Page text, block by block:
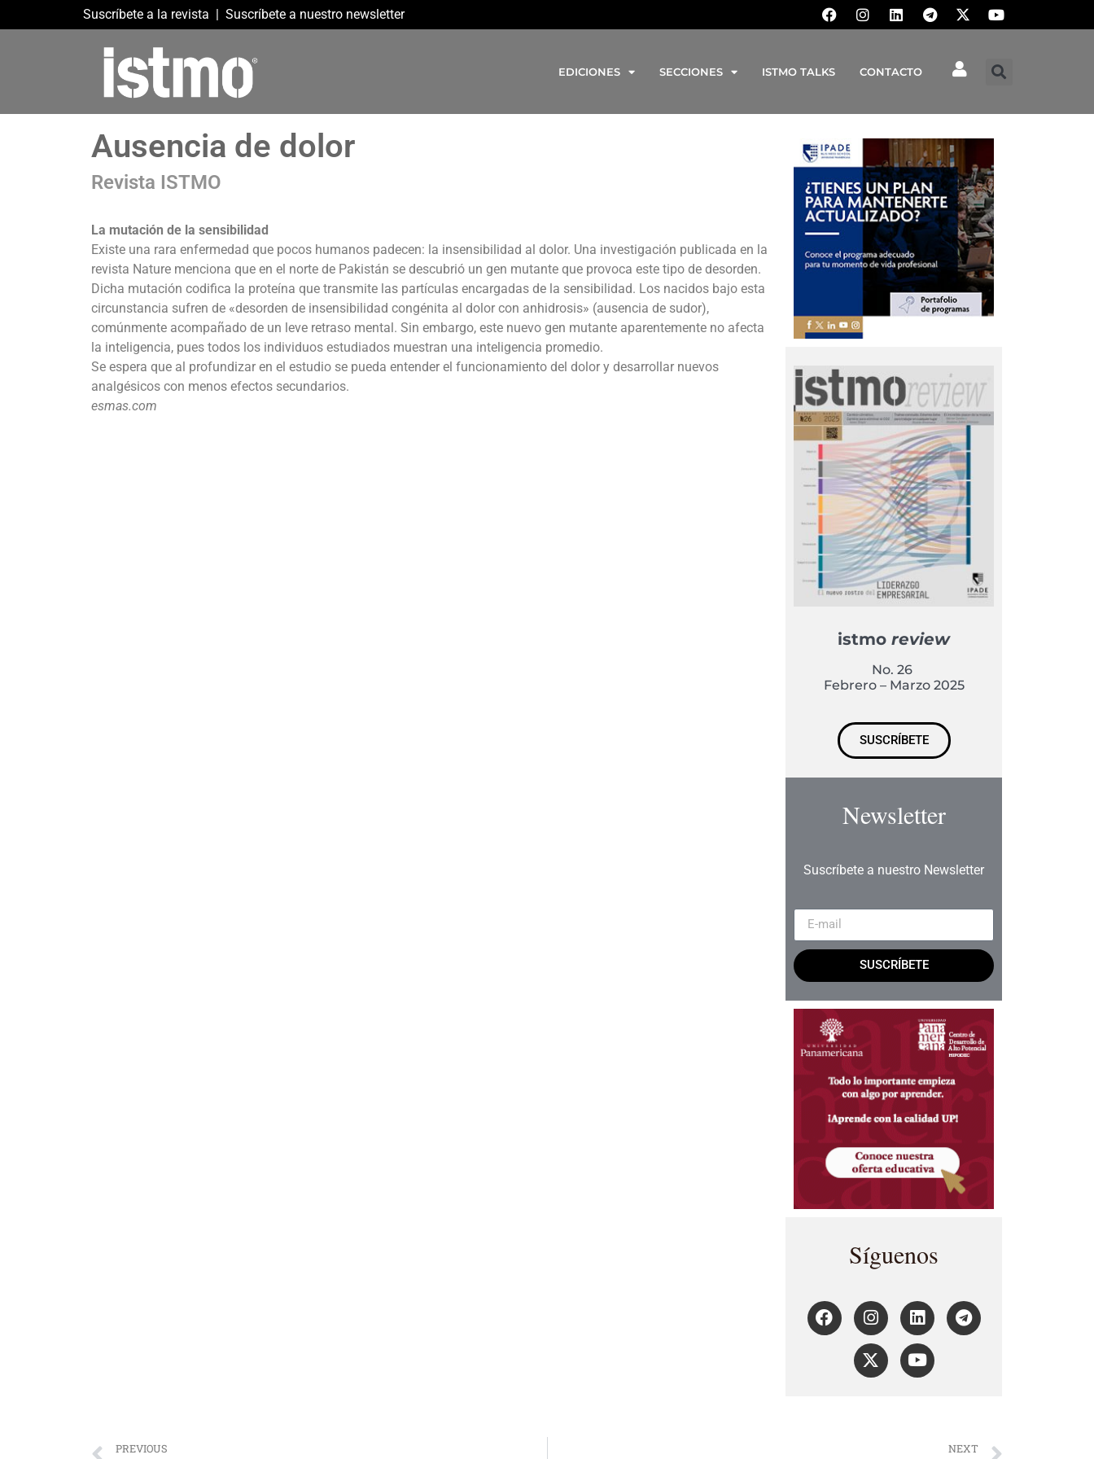
Suscríbete a la revista | Suscríbete a nuestro newsletter
EDICIONES SECCIONES ISTMO TALKS CONTACTO
Ausencia de dolor
Revista ISTMO
La mutación de la sensibilidad
Existe una rara enfermedad que pocos humanos padecen: la insensibilidad al dolor. Una investigación publicada en la
revista Nature menciona que en el norte de Pakistán se descubrió un gen mutante que provoca este tipo de desorden.
Dicha mutación codifica la proteína que transmite las partículas encargadas de la sensibilidad. Los nacidos bajo esta
circunstancia sufren de «desorden de insensibilidad congénita al dolor con anhidrosis» (ausencia de sudor),
comúnmente acompañado de un leve retraso mental. Sin embargo, este nuevo gen mutante aparentemente no afecta
la inteligencia, pues todos los individuos estudiados muestran una inteligencia promedio.
Se espera que al profundizar en el estudio se pueda entender el funcionamiento del dolor y desarrollar nuevos
analgésicos con menos efectos secundarios.
esmas.com
istmoreview
No. 26
Febrero – Marzo 2025
SUSCRÍBETE
Newsletter
Suscríbete a nuestro Newsletter
SUSCRÍBETE
Síguenos
PREVIOUS NEXT